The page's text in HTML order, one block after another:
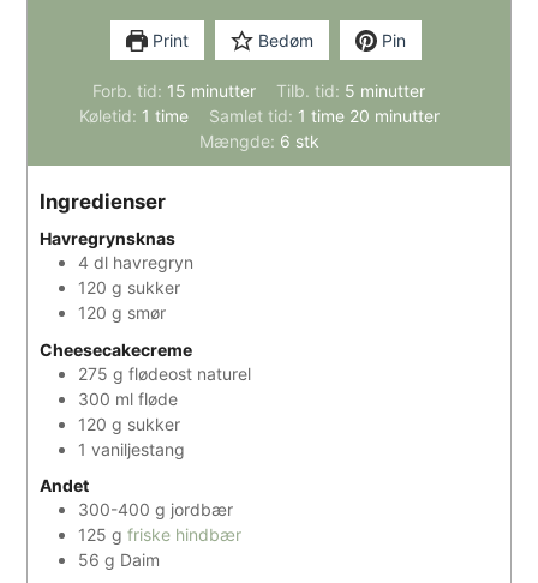
Print Bedøm Pin
Forb. tid: 15 minutter
minutter Tilb. tid: 5 minutter
minutter
Køletid: 1 time
time Samlet tid: 1 time
time 20minutter
minutter
Mængde: 6 stk
Ingredienser
Havregrynsknas
4 dl havregryn
120 g sukker
120 g smør
Cheesecakecreme
275 g flødeost naturel
300 ml fløde
120 g sukker
1 vaniljestang
Andet
300-400 g jordbær
125 g friske hindbær
56 g Daim